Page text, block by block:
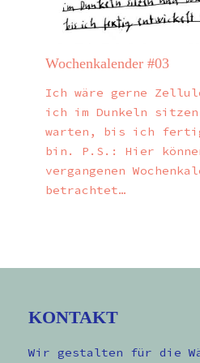
Wochenkalender #03
Ich wäre gerne
ich im Dunkeln
warten, bis ich
bin. P.S.: Hier
vergangenen
betrachtet…
KONTAKT
Wir gestalten für die